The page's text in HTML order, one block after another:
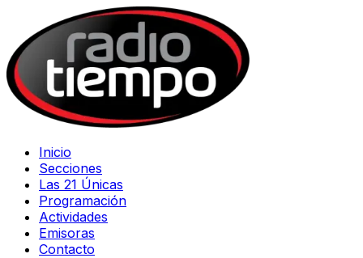
Inicio
Secciones
Las 21 Únicas
Programación
Actividades
Emisoras
Contacto